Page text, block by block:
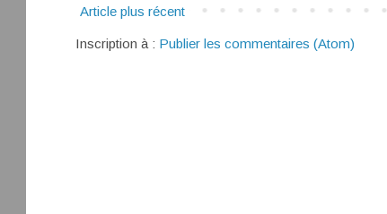
Article plus récent
Inscription à : Publier les commentaires (Atom)